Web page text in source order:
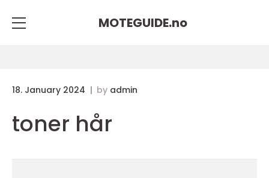
MOTEGUIDE.no
18. January 2024 by admin
toner hår